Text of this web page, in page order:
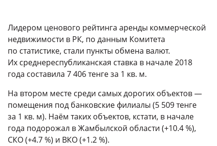
Лидером ценового рейтинга аренды коммерческой
недвижимости в РК, по данным Комитета
по статистике, стали пункты обмена валют.
Их среднереспубликанская ставка в начале 2018
года составила 7 406 тенге за 1 кв. м.
На втором месте среди самых дорогих объектов —
помещения под банковские филиалы (5 509 тенге
за 1 кв. м). Наём таких объектов, кстати, в начале
года подорожал в Жамбылской области (+10.4 %),
СКО (+4.7 %) и ВКО (+1.2 %).